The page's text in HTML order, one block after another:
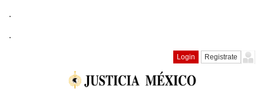
.
.
Login Registrate